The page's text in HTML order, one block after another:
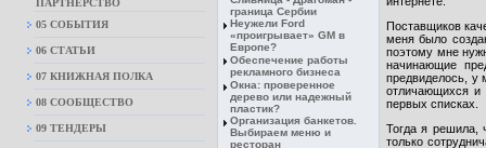
ПАРТНЕРСТВО
05 СОБЫТИЯ
06 СТАТЬИ
07 КНИЖНАЯ ПОЛКА
08 CООБЩЕСТВО
09 ТЕНДЕРЫ
граница Сербии
Неужели Ford
«проигрывает» GM в
Европе?
Обеспечение работы
рекламного бизнеса
Окна: проверенное
дерево или надежный
пластик?
Организация банкетов.
Выбираем меню и
ресторан
Поставщиков
меня было
поэтому мне
начинающие
предвиделось, у
отличающихся и
первых списках.
Тогда я решила,
только